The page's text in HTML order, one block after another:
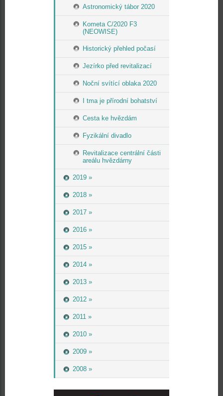
Astronomický tábor 2020
Kometa C/2020 F3
(NEOWISE)
Historický přehled počasí
Jezírko před revitalizací
Noční svítící oblaka 2020
I tma je přírodní bohatství
Cesta ke hvězdám
Fyzikální divadlo
Revitalizace centrální části
areálu hvězdárny
2019 »
2018 »
2017 »
2016 »
2015 »
2014 »
2013 »
2012 »
2011 »
2010 »
2009 »
2008 »